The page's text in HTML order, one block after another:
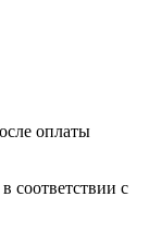
оплаты
соответствии с